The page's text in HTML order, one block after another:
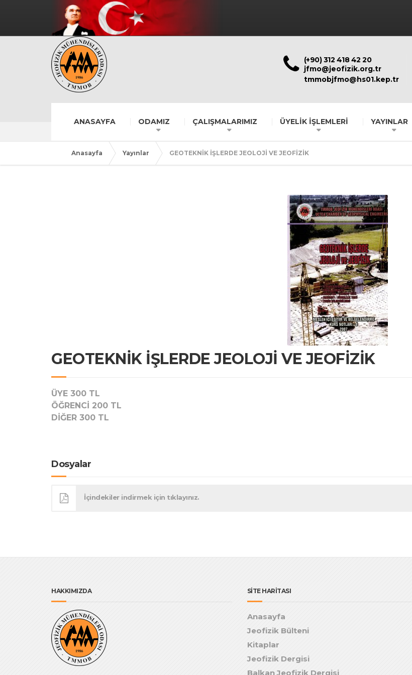
(+90) 312 418 42 20
jfmo@jeofizik.org.tr
tmmobjfmo@hs01.kep.tr
ANASAYFA ODAMIZ ÇALIŞMALARIMIZ ÜYELİK İŞLEMLERİ YAYINLAR
Anasayfa Yayınlar GEOTEKNİK İŞLERDE JEOLOJİ VE JEOFİZİK
GEOTEKNİK İŞLERDE JEOLOJİ VE JEOFİZİK
ÜYE 300 TL
ÖĞRENCİ 200 TL
DİĞER 300 TL
Dosyalar
İçindekiler indirmek için tıklayınız.
HAKKIMIZDA SİTE HARİTASI
Anasayfa
Jeofizik Bülteni
Kitaplar
Jeofizik Dergisi
Balkan Jeofizik Dergisi